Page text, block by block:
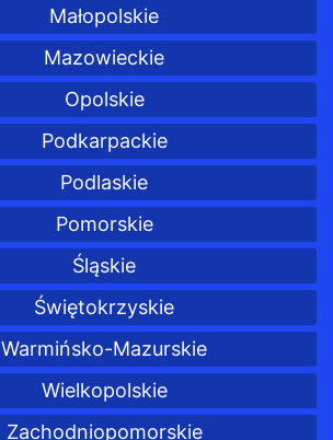
Małopolskie
Mazowieckie
Opolskie
Podkarpackie
Podlaskie
Pomorskie
Śląskie
Świętokrzyskie
Warmińsko-Mazurskie
Wielkopolskie
Zachodniopomorskie